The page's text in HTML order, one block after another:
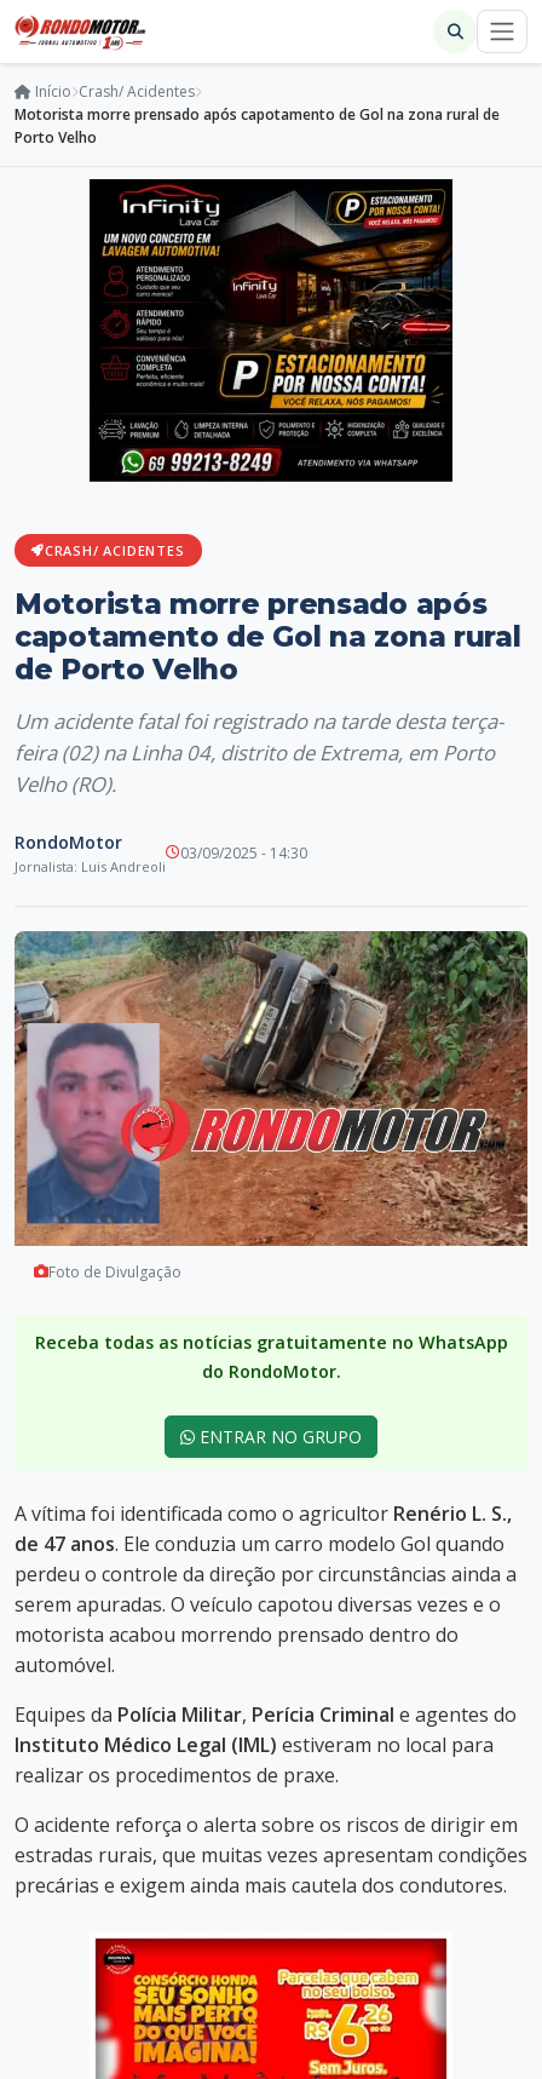
Início Crash/ Acidentes
Motorista morre prensado após capotamento de Gol na zona rural de
Porto Velho
CRASH/ ACIDENTES
Motorista morre prensado após
capotamento de Gol na zona rural
de Porto Velho
Um acidente fatal foi registrado na tarde desta terça-
feira (02) na Linha 04, distrito de Extrema, em Porto
Velho (RO).
RondoMotor
Jornalista: Luis Andreoli
03/09/2025 - 14:30
Foto de Divulgação
Receba todas as notícias gratuitamente no WhatsApp
do RondoMotor.
ENTRAR NO GRUPO
A vítima foi identificada como o agricultor Renério L. S.,
de 47 anos. Ele conduzia um carro modelo Gol quando
perdeu o controle da direção por circunstâncias ainda a
serem apuradas. O veículo capotou diversas vezes e o
motorista acabou morrendo prensado dentro do
automóvel.
Equipes da Polícia Militar, Perícia Criminal e agentes do
Instituto Médico Legal (IML) estiveram no local para
realizar os procedimentos de praxe.
O acidente reforça o alerta sobre os riscos de dirigir em
estradas rurais, que muitas vezes apresentam condições
precárias e exigem ainda mais cautela dos condutores.